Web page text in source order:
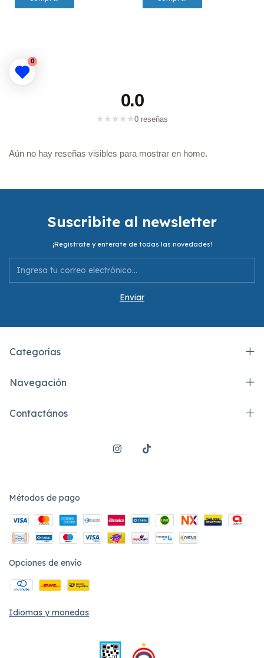
0.0
★ ★ ★ ★ ★0 reseñas
Aún no hay reseñas visibles para mostrar en home.
Suscribite al newsletter
¡Registrate y enterate de todas las novedades!
Categorías
Navegación
Contactános
Métodos de pago
Opciones de envío
Idiomas y monedas
0